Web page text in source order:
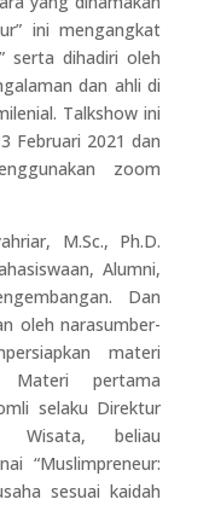
ini mengangkat
serta dihadiri oleh
dan ahli di
Talkshow ini
Februari 2021 dan
zoom
M.Sc., Ph.D.
Alumni,
Dan
oleh narasumber-
materi
Materi pertama
selaku Direktur
beliau
“Muslimpreneur:
sesuai kaidah